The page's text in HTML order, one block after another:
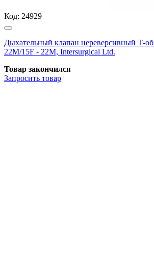
Код: 24929
Дыхательный клапан нереверсивный Т-
22М/15F - 22М, Intersurgical Ltd.
Товар закончился
Запросить товар